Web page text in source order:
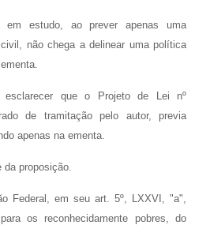
estudo, ao prever apenas uma
não chega a delinear uma política
esclarecer que o Projeto de Lei nº
de tramitação pelo autor, previa
apenas na ementa.
da proposição.
Federal, em seu art. 5º, LXXVI, "a",
os reconhecidamente pobres, do